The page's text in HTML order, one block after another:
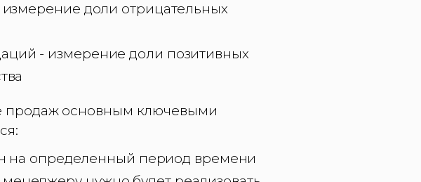
доли отрицательных
- измерение доли позитивных
продаж основным ключевыми
на определенный период времени